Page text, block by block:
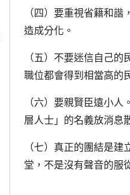
（四）要重視省籍和
造成分化。
（五）不要迷信自己
職位都會得到相當高的
（六）要親賢臣遠小
層人士」的名義放消息
（七）真正的團結是
堂，不是沒有聲音的